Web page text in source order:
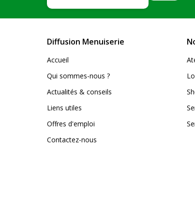
Diffusion Menuiserie
Accueil
Qui sommes-nous ?
Actualités & conseils
Liens utiles
Offres d'emploi
Contactez-nous